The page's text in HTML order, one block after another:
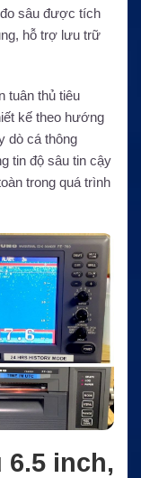
sâu được tích
hỗ trợ lưu trữ
tuân thủ tiêu
kế theo hướng
dò cá thông
tin độ sâu tin cậy
trong quá trình
6.5 inch,